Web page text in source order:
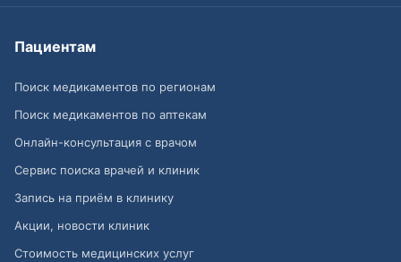
Пациентам
Поиск медикаментов по регионам
Поиск медикаментов по аптекам
Онлайн-консультация с врачом
Сервис поиска врачей и клиник
Запись на приём в клинику
Акции, новости клиник
Стоимость медицинских услуг